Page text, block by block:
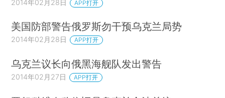
2014年02月28日 APP打开
美国防部警告俄罗斯勿干预乌克兰局势
2014年02月28日 APP打开
乌克兰议长向俄黑海舰队发出警告
2014年02月27日 APP打开